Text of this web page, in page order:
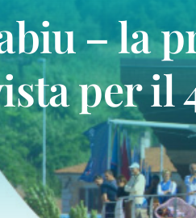
– la
per il